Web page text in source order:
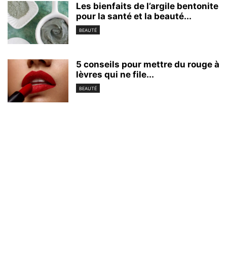
Les bienfaits de l’argile bentonite
pour la santé et la beauté...
BEAUTÉ
5 conseils pour mettre du rouge à
lèvres qui ne file...
BEAUTÉ